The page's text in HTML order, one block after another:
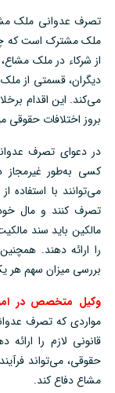
تصرف عدوانی ملک
ملک مشترک است که
از شرکاء در ملک
دیگران، قسمتی از ملک
می‌کند. این اقدام
بروز اختلافات حقوقی
در دعوای تصرف
کسی به‌طور
می‌توانند با
تصرف کنند و مال
مالکین باید سند
را ارائه دهند.
بررسی میزان سهم هر
وکیل متخصص در
مواردی که تصرف
قانونی لازم را
حقوقی، می‌تواند
مشاع دفاع کند.